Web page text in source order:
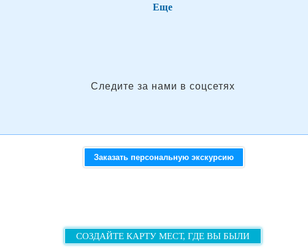
Еще
Следите за нами в соцсетях
Заказать персональную экскурсию
СОЗДАЙТЕ КАРТУ МЕСТ, ГДЕ ВЫ БЫЛИ